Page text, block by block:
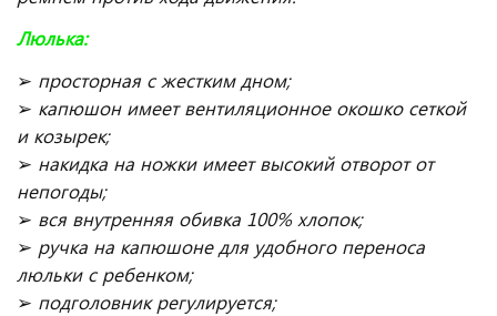
Люлька:
➢ просторная с жестким дном;
➢ капюшон имеет вентиляционное окошко сеткой
и козырек;
➢ накидка на ножки имеет высокий отворот от
непогоды;
➢ вся внутренняя обивка 100% хлопок;
➢ ручка на капюшоне для удобного переноса
люльки с ребенком;
➢ подголовник регулируется;